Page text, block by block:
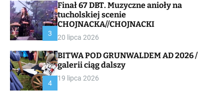
3
Finał 67 DBT. Muzyczne anioły na
tucholskiej scenie
CHOJNACKA//CHOJNACKI
20 lipca 2026
4
BITWA POD GRUNWALDEM AD 2026 /
galerii ciąg dalszy
19 lipca 2026